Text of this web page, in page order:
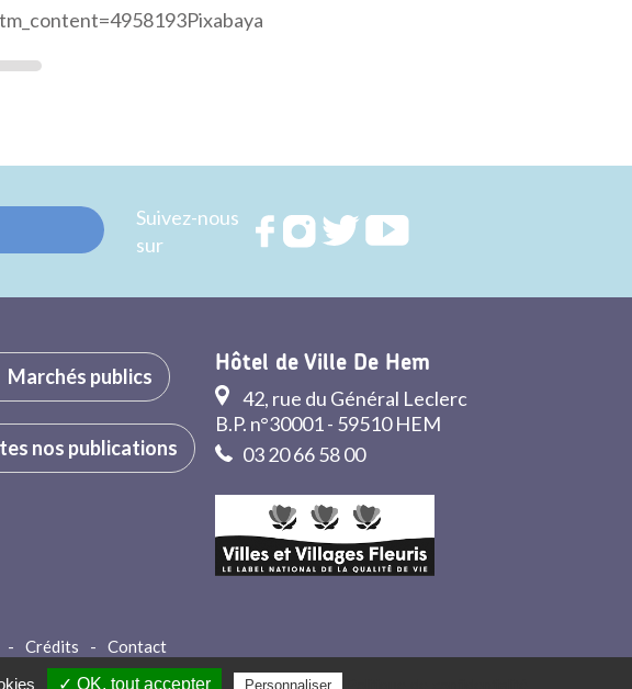
Suivez-nous
sur
RejoignezRejoignezRejoignez
Marchés publics
nos publications
Hôtel de Ville De Hem
42, rue du Général Leclerc
B.P. n°30001 - 59510 HEM
03 20 66 58 00
- Crédits - Contact
✓ OK, tout accepter Personnaliser